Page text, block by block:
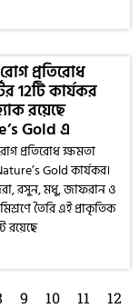
প্রতিরোধ
12টি কার্যকর
রয়েছে
Gold এ
প্রতিরোধ ক্ষমতা
Gold কার্যকর।
রসুন, মধু, জাফরান ও
তৈরি এই প্রাকৃতিক
রয়েছে
9 10 11
12